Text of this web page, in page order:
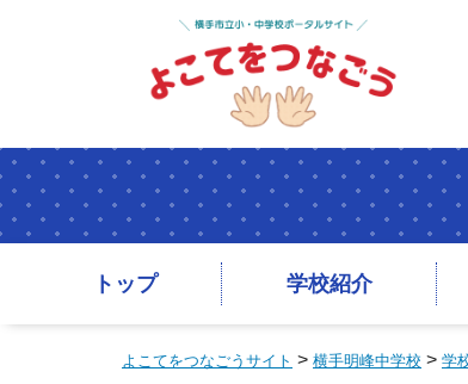
トップ 学校紹介
よこてをつなごうサイト > 横手明峰中学校 > 学